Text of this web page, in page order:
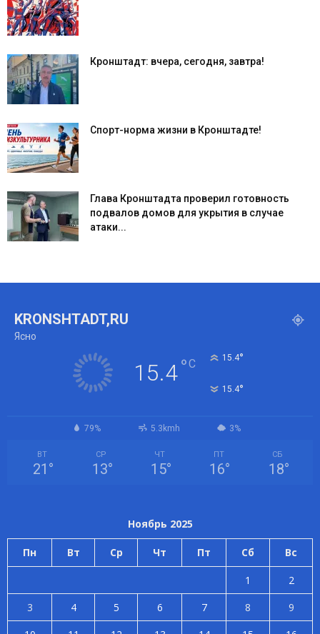
Кронштадт: вчера, сегодня, завтра!
Спорт-норма жизни в Кронштадте!
Глава Кронштадта проверил готовность
подвалов домов для укрытия в случае
атаки...
KRONSHTADT,RU
Ясно
15.4°C 15.4°
15.4°
79% 5.3kmh 3%
ВТ
21 °
СР
13°
ЧТ
15°
ПТ
16°
СБ
18°
Ноябрь 2025
Пн Вт Ср Чт Пт Сб Вс
1
2
3
4 5 6 7 8
9